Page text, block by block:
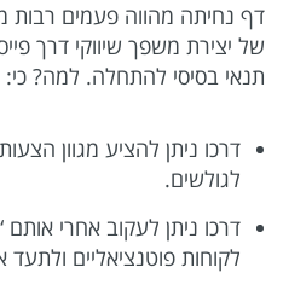
דף נחיתה מהווה פעמים
של יצירת משפך שיווקי דרך
תנאי בסיסי להתחלה. למה? כי:
דרכו ניתן להציע מגוון
לגולשים.
דרכו ניתן לעקוב אחרי
לקוחות פוטנציאליים ולתעד